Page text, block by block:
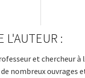
L'AUTEUR :
et chercheur à
de nombreux ouvrages